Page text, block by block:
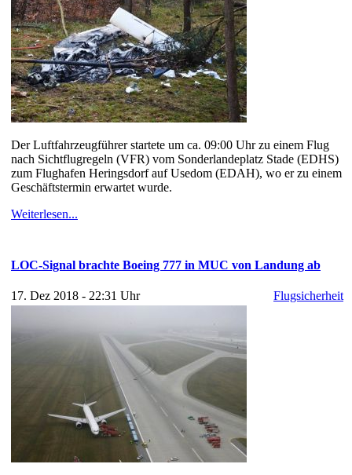
Der Luftfahrzeugführer startete um ca. 09:00 Uhr zu einem Flug
nach Sichtflugregeln (VFR) vom Sonderlandeplatz Stade (EDHS)
zum Flughafen Heringsdorf auf Usedom (EDAH), wo er zu einem
Geschäftstermin erwartet wurde.
Weiterlesen...
LOC-Signal brachte Boeing 777 in MUC von Landung ab
17. Dez 2018 - 22:31 Uhr Flugsicherheit